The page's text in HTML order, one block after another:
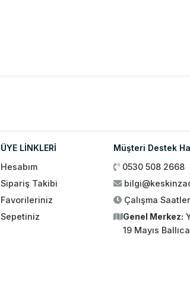
ÜYE LİNKLERİ
Hesabım
Sipariş Takibi
Favorileriniz
Sepetiniz
Müşteri Destek
0530 508 2668
Çalışma
Genel Merkez:
19 Mayıs